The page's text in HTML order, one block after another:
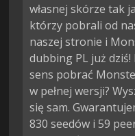
własnej skórze tak
którzy pobrali od
naszej stronie i
dubbing PL już dziś!
sens pobrać
w pełnej wersji?
się sam.
830 seedów i 59